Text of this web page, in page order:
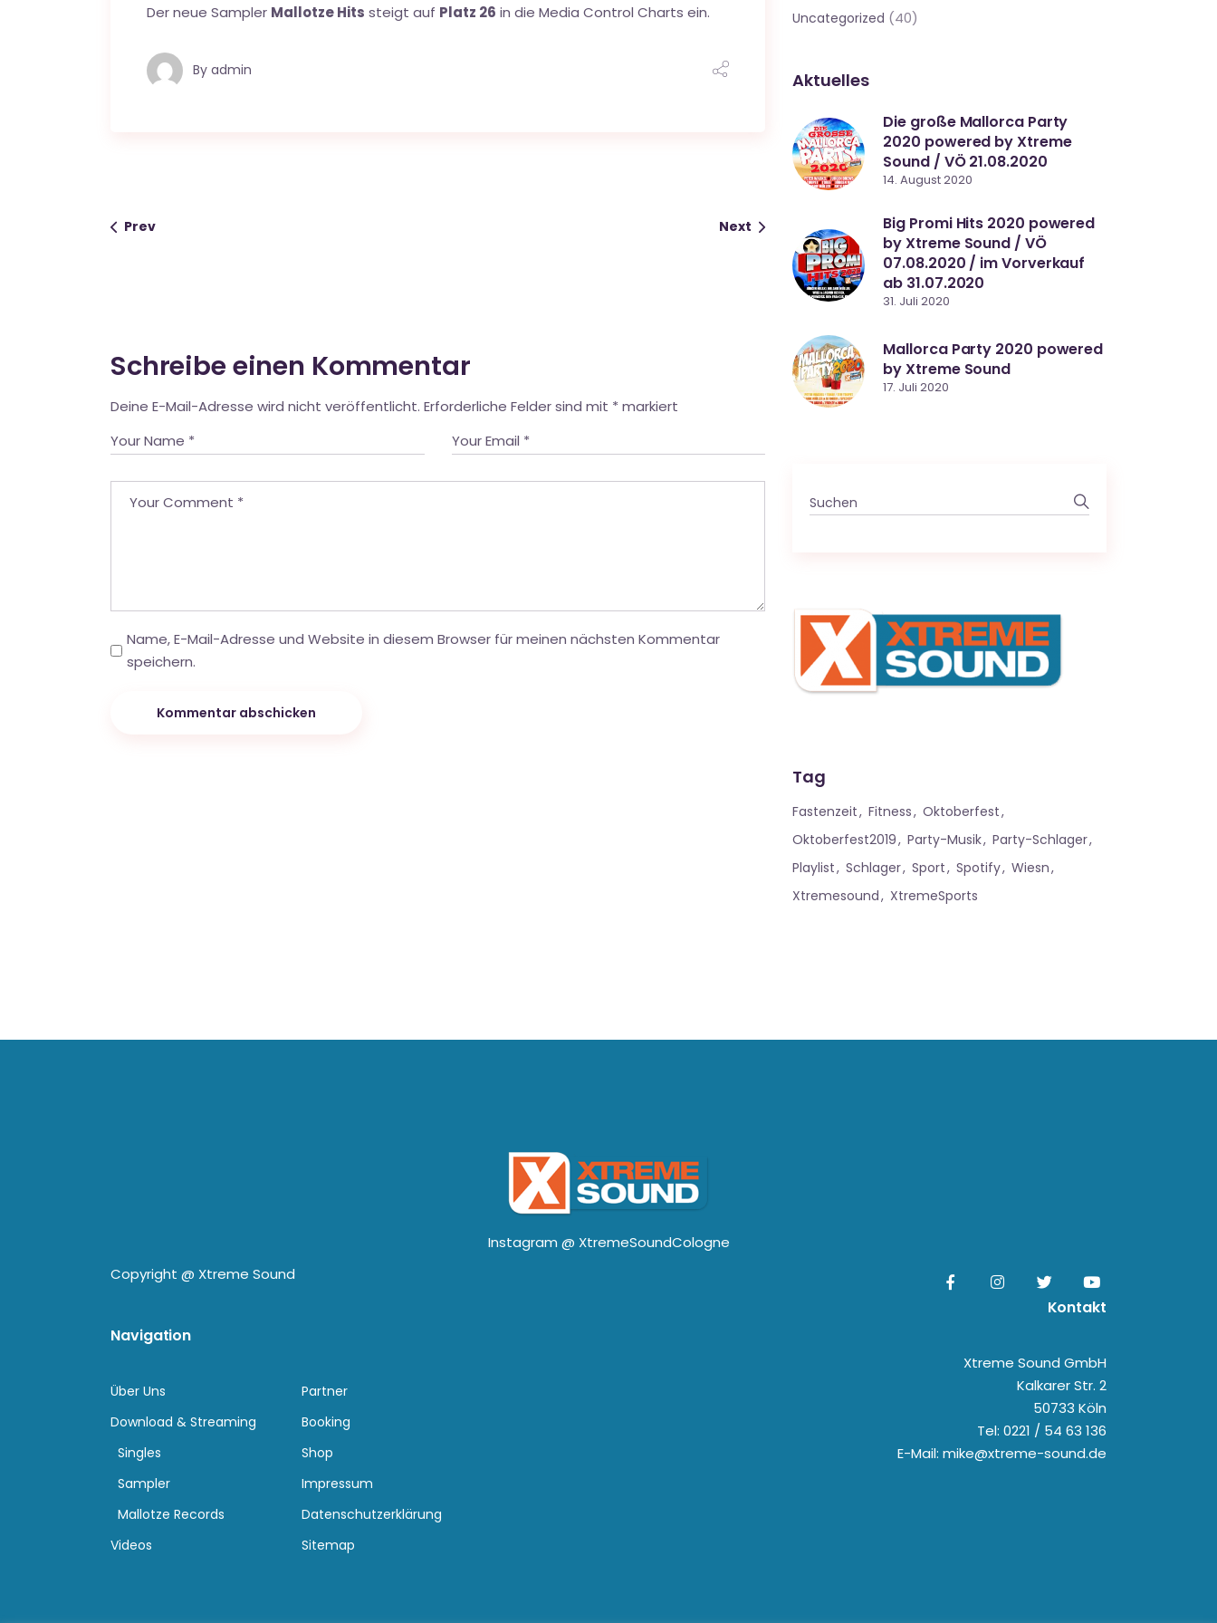
Der neue Sampler Mallotze Hits steigt auf Platz 26 in die Media Control Charts ein.
By admin
Prev Next
Schreibe einen Kommentar
Deine E-Mail-Adresse wird nicht veröffentlicht. Erforderliche Felder sind mit * markiert
Name, E-Mail-Adresse und Website in diesem Browser für meinen nächsten Kommentar
speichern.
Kommentar abschicken
Uncategorized (40)
Aktuelles
Die große Mallorca Party
2020 powered by Xtreme
Sound / VÖ 21.08.2020
14. August 2020
Big Promi Hits 2020 powered
by Xtreme Sound / VÖ
07.08.2020 / im Vorverkauf
ab 31.07.2020
31. Juli 2020
Mallorca Party 2020 powered
by Xtreme Sound
17. Juli 2020
Search
for:
Tag
Fastenzeit Fitness
Oktoberfest
Oktoberfest2019
Party-Musik
Party-Schlager
Playlist
Schlager Sport Spotify
Wiesn
Xtremesound
XtremeSports
Instagram @ XtremeSoundCologne
Copyright @ Xtreme Sound
Navigation
Über Uns
Download & Streaming
Singles
Sampler
Mallotze Records
Videos
Partner
Booking
Shop
Impressum
Datenschutzerklärung
Sitemap
Kontakt
Xtreme Sound GmbH
Kalkarer Str. 2
50733 Köln
Tel: 0221 / 54 63 136
E-Mail: mike@xtreme-sound.de